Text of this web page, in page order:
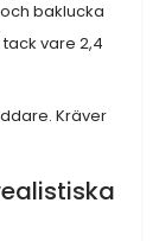
baklucka
vare 2,4
Kräver